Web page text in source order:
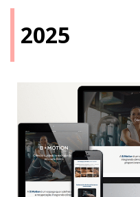
2025